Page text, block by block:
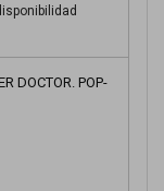
DOCTOR. POP-